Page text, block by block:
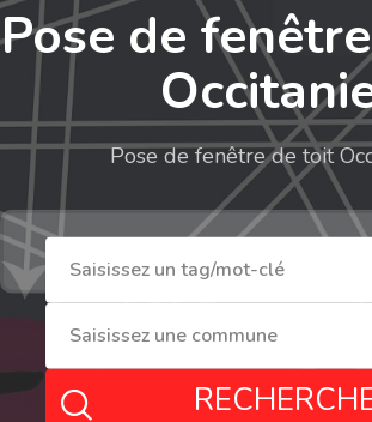
Pose de
Pose de fenêtre de toit